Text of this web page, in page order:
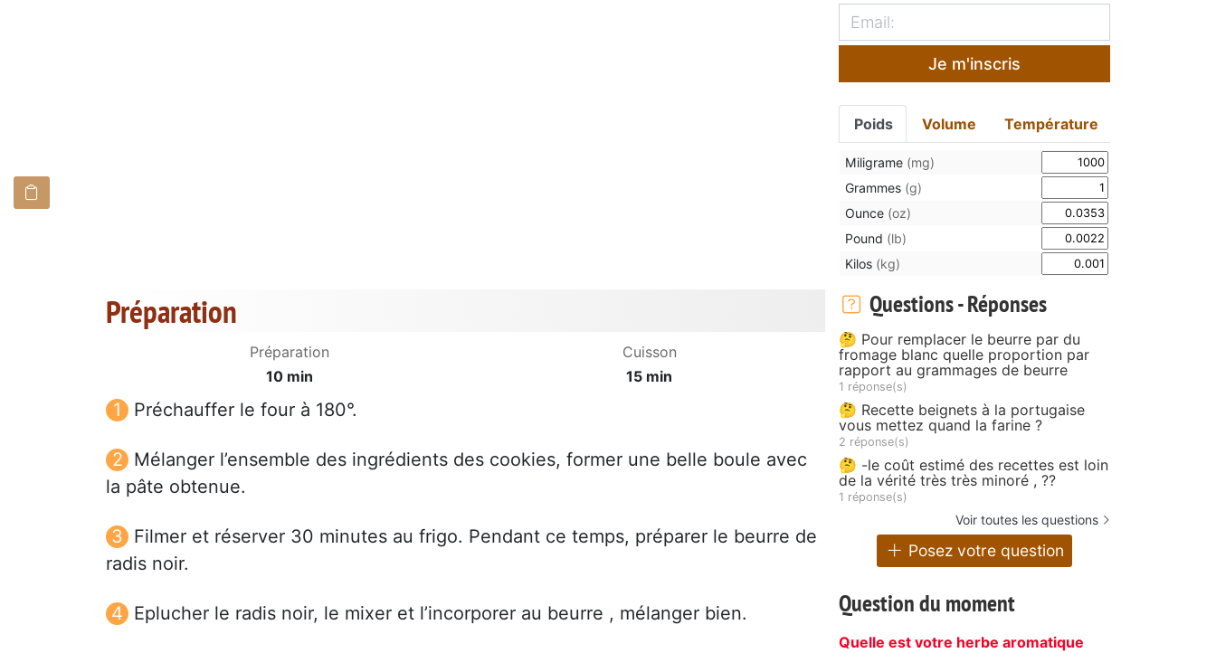
Préparation
Préparation
10 min
Cuisson
15 min
Préchauffer le four à 180°.
Mélanger l’ensemble des ingrédients des cookies, former une belle boule avec
la pâte obtenue.
Filmer et réserver 30 minutes au frigo. Pendant ce temps, préparer le beurre de
radis noir.
Eplucher le radis noir, le mixer et l’incorporer au beurre , mélanger bien.
Je m'inscris
Poids Volume Température
Miligrame (mg)
Grammes (g)
Ounce (oz)
Pound (lb)
Kilos (kg)
Questions - Réponses
🤔 Pour remplacer le beurre par du
fromage blanc quelle proportion par
rapport au grammages de beurre
1 réponse(s)
🤔 Recette beignets à la portugaise
vous mettez quand la farine ?
2 réponse(s)
🤔 -le coût estimé des recettes est loin
de la vérité très très minoré , ??
1 réponse(s)
Voir toutes les questions
Posez votre question
Question du moment
Quelle est votre herbe aromatique